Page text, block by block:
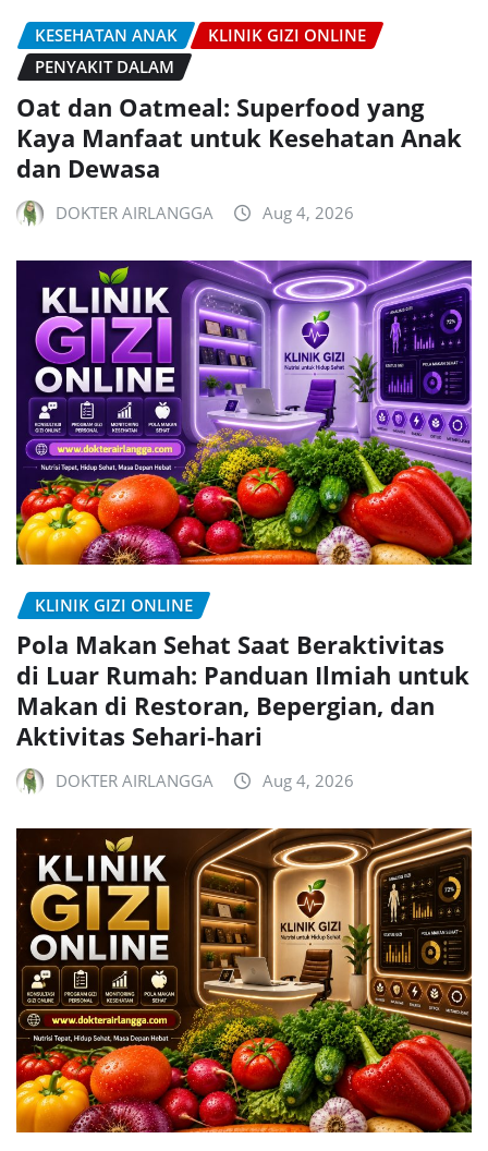
KESEHATAN ANAK
KLINIK GIZI ONLINE
PENYAKIT DALAM
Oat dan Oatmeal: Superfood yang
Kaya Manfaat untuk Kesehatan Anak
dan Dewasa
DOKTER AIRLANGGA Aug 4, 2026
KLINIK GIZI ONLINE
Pola Makan Sehat Saat Beraktivitas
di Luar Rumah: Panduan Ilmiah untuk
Makan di Restoran, Bepergian, dan
Aktivitas Sehari-hari
DOKTER AIRLANGGA Aug 4, 2026